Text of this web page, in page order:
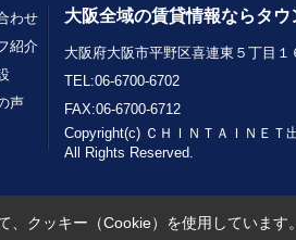
わせ
紹介
声
大阪全域の賃貸情報ならタ
大阪府大阪市平野区喜連東５丁目
TEL:06-6700-6702
FAX:06-6700-6712
Copyright(c) ＣＨＩＮＴＡＩＮＥＴ
All Rights Reserved.
クッキー（Cookie）を使用しています